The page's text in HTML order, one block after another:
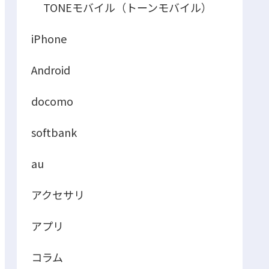
TONEモバイル（トーンモバイル）
iPhone
Android
docomo
softbank
au
アクセサリ
アプリ
コラム